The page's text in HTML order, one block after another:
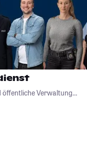
öffentliche Verwaltung